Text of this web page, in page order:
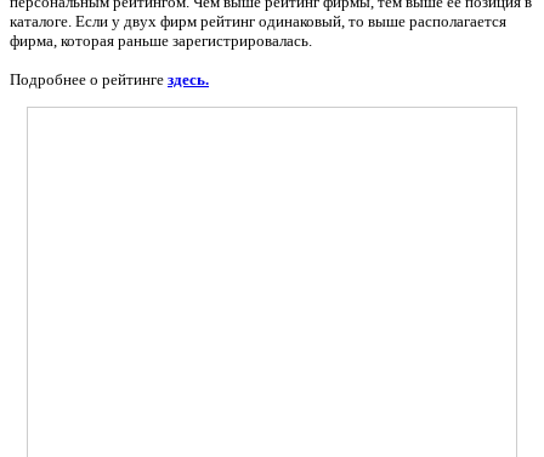
каталоге. Если у двух фирм рейтинг одинаковый, то выше располагается
фирма, которая раньше зарегистрировалась.
Подробнее о рейтинге здесь.